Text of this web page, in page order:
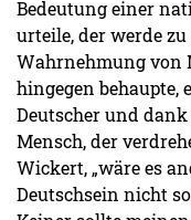
Bedeutung einer
urteile, der werde
Wahrnehmung von
hingegen behaupte,
Deutscher und
Mensch, der
Wickert, „wäre es
Deutschsein nicht